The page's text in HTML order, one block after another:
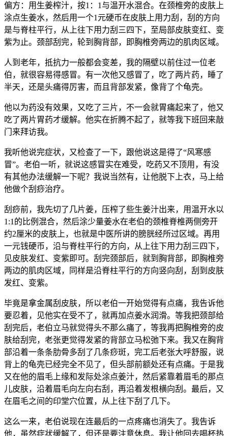
偏方：用生姜榨汁，按1：1与温开水混合。在颈椎旁的皮肤上
涂点生姜水，然后用一个1元硬币在皮肤上用力刮，刮的方向
是与脊柱平行，从上往下用力刮三四下，至局部皮肤变红、变
紫为止。颈部刮完，轮到胸背部，即胸椎旁两边的肌肉区域。
人到老年，抵抗力一般都会变差，我的隔壁以前住过一位老
伯，就很容易得感冒。有一次他又感冒了，吃了两片药，睡了
半天，还是头痛得厉害，而且背部发紧，像背了个龟壳。
他以为药没有效果，又吃了三片，不一会就胃痛起来了，他又
吃了两片胃药才缓解。他实在折腾不起了，就等我下班回来敲
门来拜访我。
我听他说完症状，又检查了一下，跟他说这是得了“风寒感
冒”。老伯一听，就说这感冒实在难受，吃药又不顶用，有没
有其他办法缓解一下呢？我说当然有，让他脱下上衣，马上给
他做个刮痧治疗。
刮痧前，我先切了几片姜，压榨了些生姜汁出来，用温开水以
1:1的比例混合，然后涂少量姜水在老伯的颈椎脊椎两侧旁开
约2厘米的皮肤上，也就是中医所讲的膀胱经所过区域。再用
一元钱硬币，沿与脊柱平行的方向，从上往下用力刮三四下，
见皮肤发红、变紫即可。刮完颈部后，就到胸背部，即胸椎旁
两边的肌肉区域，同样是沿脊柱平行的方向竖向刮，刮到皮肤
发红、变紫。
毕竟是拿金属刮皮肤，所以老伯一开始觉得有点痛，我告诉他
要忍着，见他实在受不了，就再加点姜水润滑。等我把颈部给
刮完后，老伯立马就觉得头不那么痛了，等我再把胸椎旁的皮
肤给刮完，老张更觉得发紧的背部立马松弛下来。我又在胸背
部沿着一条条肋骨多刮了几条痧斑，完工后老张大呼舒服，说
背上的龟壳已经完全不见了，但头部前额处还有点痛。于是我
又在他的眉毛上缘和发际处涂点姜汁，然后紧靠着眉毛的那点
儿皮肤，沿着眉毛向左向右刮，再沿着发根横向刮。最后，又
在眉毛之间的印堂穴位置，从上往下刮了几下。
这么一来，老伯说现在连最后的一点疼痛也消失了。我告诉
他，虽然症状缓解了，但还是要注意休息。我让他回去喝杯热